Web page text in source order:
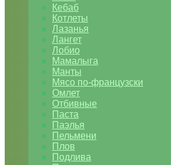
Кебаб
Котлеты
Лазанья
Лангет
Лобио
Мамалыга
Манты
Мясо по-французски
Омлет
Отбивные
Паста
Паэлья
Пельмени
Плов
Подлива